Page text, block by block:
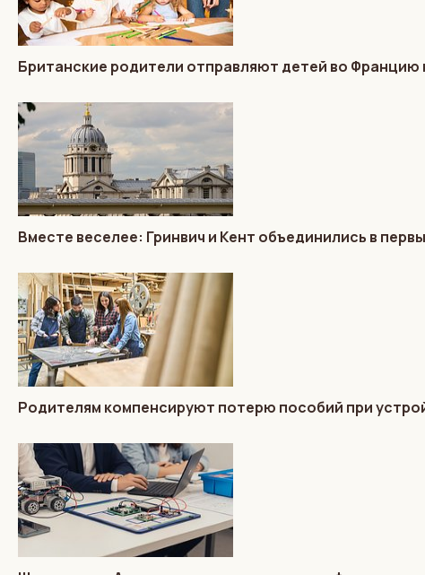
Британские родители отправляют детей во Францию
Вместе веселее: Гринвич и Кент объединились в
Родителям компенсируют потерю пособий при